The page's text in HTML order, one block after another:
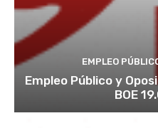
EMPLEO
Empleo Público y
BOE